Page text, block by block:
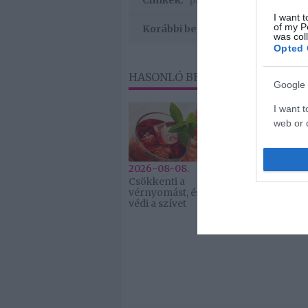
I want
of my
was
Opted
Google
I want
web or
I want
Korábbi bejegyzések
HASONLÓ BEJEGYZÉSEK
2026-08-08.
Csökkenti a
vérnyomást, és
védi a szívet
2026-08-08.
Takácsatka